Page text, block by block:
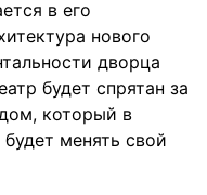
в его
нового
дворца
будет спрятан за
который в
менять свой